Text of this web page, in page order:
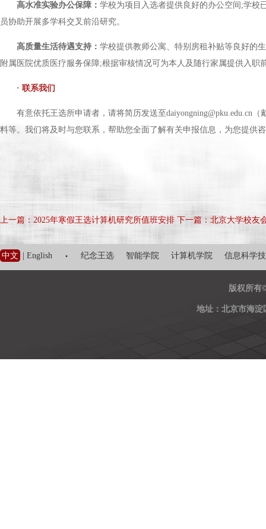
高水准实验办公保障： 学校为项目入选者提供良好的办公空间;学校
员协助开展多学科交叉前沿研究。
高质量生活待遇支持： 学校提供教师公寓、特别房租补贴等良好的
附属医院优质医疗服务保障;根据审核情况可为本人及随行家属提供入职
· 联系我们
有意依托王选所申请者，请将简历发送至daiyongning@pku.edu.cn
料等。我们将及时与您联系，帮助您全面了解有关申报信息，为您提供
上一篇：2025年寒假王选计算机研究所值班安排 下一篇：北京大学校友
中文 English · 纪念王选 智能学院 计算机学院 信息科学
版权所有
地址：北京市海